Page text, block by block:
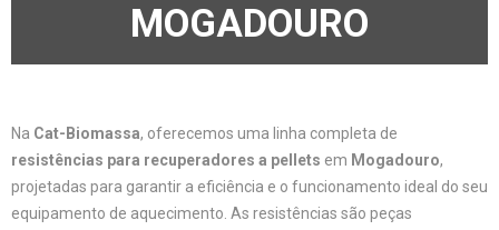
MOGADOURO
Na Cat-Biomassa, oferecemos uma linha completa de
resistências para recuperadores a pellets em Mogadouro,
projetadas para garantir a eficiência e o funcionamento ideal do seu
equipamento de aquecimento. As resistências são peças